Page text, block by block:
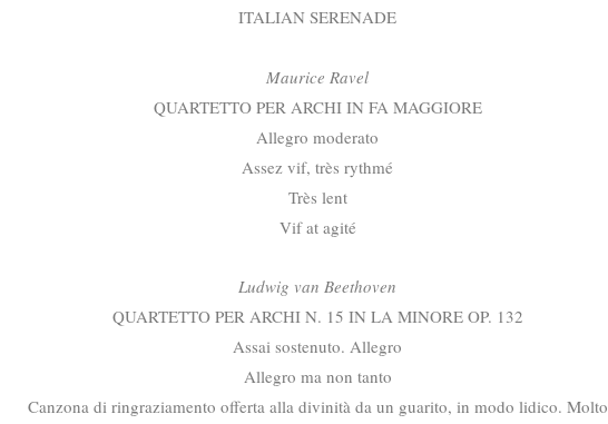
ITALIAN SERENADE
Maurice Ravel
QUARTETTO PER ARCHI IN FA MAGGIORE
Allegro moderato
Assez vif, très rythmé
Très lent
Vif at agité
Ludwig van Beethoven
QUARTETTO PER ARCHI N. 15 IN LA MINORE OP. 132
Assai sostenuto. Allegro
Allegro ma non tanto
Canzona di ringraziamento offerta alla divinità da un guarito, in modo lidico. Molto